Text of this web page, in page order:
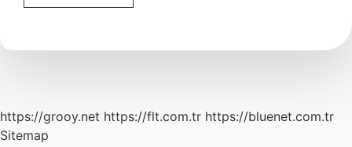
Çürütme
https://grooy.net https://flt.com.tr https://bluenet.com.tr
Sitemap